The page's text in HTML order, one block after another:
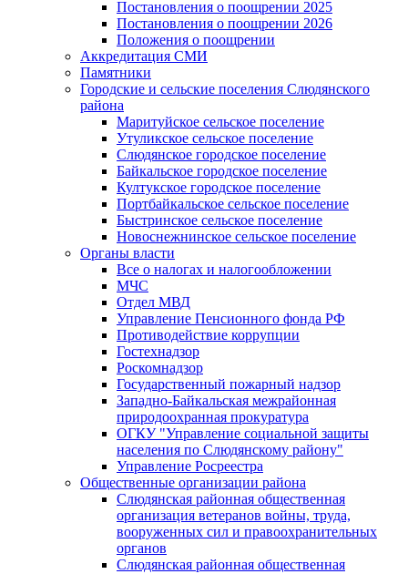
Постановления о поощрении 2025
Постановления о поощрении 2026
Положения о поощрении
Аккредитация СМИ
Памятники
Городские и сельские поселения Слюдянского
района
Маритуйское сельское поселение
Утуликское сельское поселение
Слюдянское городское поселение
Байкальское городское поселение
Култукское городское поселение
Портбайкальское сельское поселение
Быстринское сельское поселение
Новоснежнинское сельское поселение
Органы власти
Все о налогах и налогообложении
МЧС
Отдел МВД
Управление Пенсионного фонда РФ
Противодействие коррупции
Гостехнадзор
Роскомнадзор
Государственный пожарный надзор
Западно-Байкальская межрайонная
природоохранная прокуратура
ОГКУ "Управление социальной защиты
населения по Слюдянскому району"
Управление Росреестра
Общественные организации района
Слюдянская районная общественная
организация ветеранов войны, труда,
вооруженных сил и правоохранительных
органов
Слюдянская районная общественная